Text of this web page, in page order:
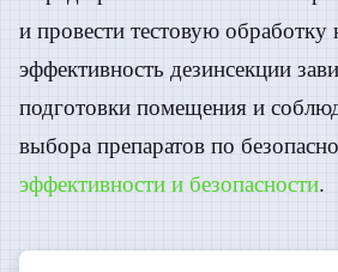
и провести тестовую
эффективность дезинсекции
подготовки помещения и
выбора препаратов по
эффективности и безопасности.